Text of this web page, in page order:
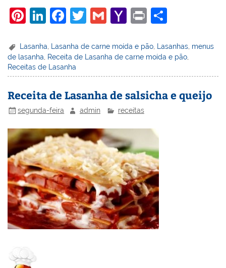
Pi
er
e
st
Li
k
e
dI
n
F
c
e
b
o
o
k
T
itt
er
G
ai
l
Y
h
o
o
M
ai
l
Pr
t
ar
e
Lasanha Lasanha de carne moída e pão Lasanhas menus
de lasanha, Receita de Lasanha de carne moída e pão,
Receitas de Lasanha
Receita de Lasanha de salsicha e queijo
segunda-feira admin receitas